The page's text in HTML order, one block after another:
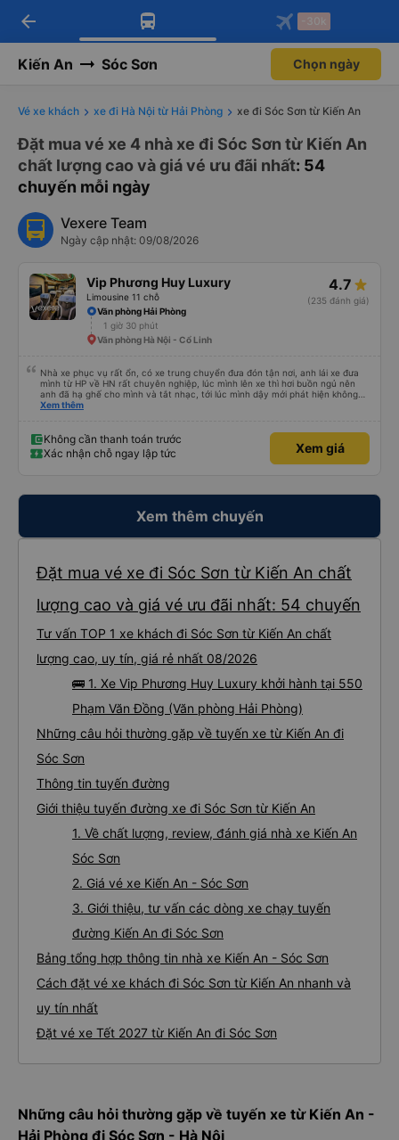
Tải app Vexere ngay!
Nhận ưu đãi thành viên độc
Mở app
Tải app Vexere
-30k/ghế khi đặt vé máy bay qua
Mở app
arrow_back -30k
Kiến An Sóc Sơn Chọn ngày
Vé xe khách xe đi Hà Nội từ Hải Phòng xe đi Sóc Sơn từ Kiến An
Đặt mua vé xe 4 nhà xe đi Sóc Sơn từ Kiến An
chất lượng cao và giá vé ưu đãi nhất: 54
chuyến mỗi ngày
Vexere Team
Ngày cập nhật: 09/08/2026
Vip Phương Huy Luxury
Limousine 11 chỗ
4.7
(235 đánh giá)
Văn phòng Hải Phòng
1 giờ 30 phút
Văn phòng Hà Nội - Cổ Linh
Nhà xe phục vụ rất ổn, có xe trung chuyển đưa đón tận nơi, anh lái xe đưa
mình từ HP về HN rất chuyên nghiệp, lúc mình lên xe thì hơi buồn ngủ nên
anh đã hạ ghế cho mình và tắt nhạc, tới lúc mình dậy mới phát hiện không
thấy điện thoại thì anh đã ngay lập tức gọi xe trung chuyển để tìm điện thoại
Xem thêm
Không cần thanh toán trước
Xác nhận chỗ ngay lập tức
Xem giá
Xem thêm chuyến
Đặt mua vé xe đi Sóc Sơn từ Kiến An chất
lượng cao và giá vé ưu đãi nhất: 54 chuyến
Tư vấn TOP 1 xe khách đi Sóc Sơn từ Kiến An chất
lượng cao, uy tín, giá rẻ nhất 08/2026
🚌 1. Xe Vip Phương Huy Luxury khởi hành tại 550
Phạm Văn Đồng (Văn phòng Hải Phòng)
Những câu hỏi thường gặp về tuyến xe từ Kiến An đi
Sóc Sơn
Thông tin tuyến đường
Giới thiệu tuyến đường xe đi Sóc Sơn từ Kiến An
1. Về chất lượng, review, đánh giá nhà xe Kiến An
Sóc Sơn
2. Giá vé xe Kiến An - Sóc Sơn
3. Giới thiệu, tư vấn các dòng xe chạy tuyến
đường Kiến An đi Sóc Sơn
Bảng tổng hợp thông tin nhà xe Kiến An - Sóc Sơn
Cách đặt vé xe khách đi Sóc Sơn từ Kiến An nhanh và
uy tín nhất
Đặt vé xe Tết 2027 từ Kiến An đi Sóc Sơn
Những câu hỏi thường gặp về tuyến xe từ Kiến An -
Hải Phòng đi Sóc Sơn - Hà Nội